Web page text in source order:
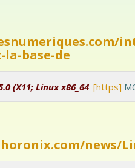
base-de
(X11; Linux x86_64 [https]
news/